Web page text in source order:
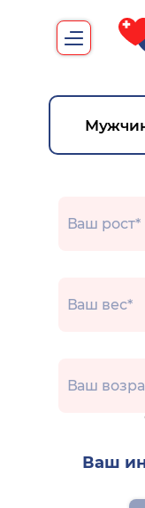
Ваш